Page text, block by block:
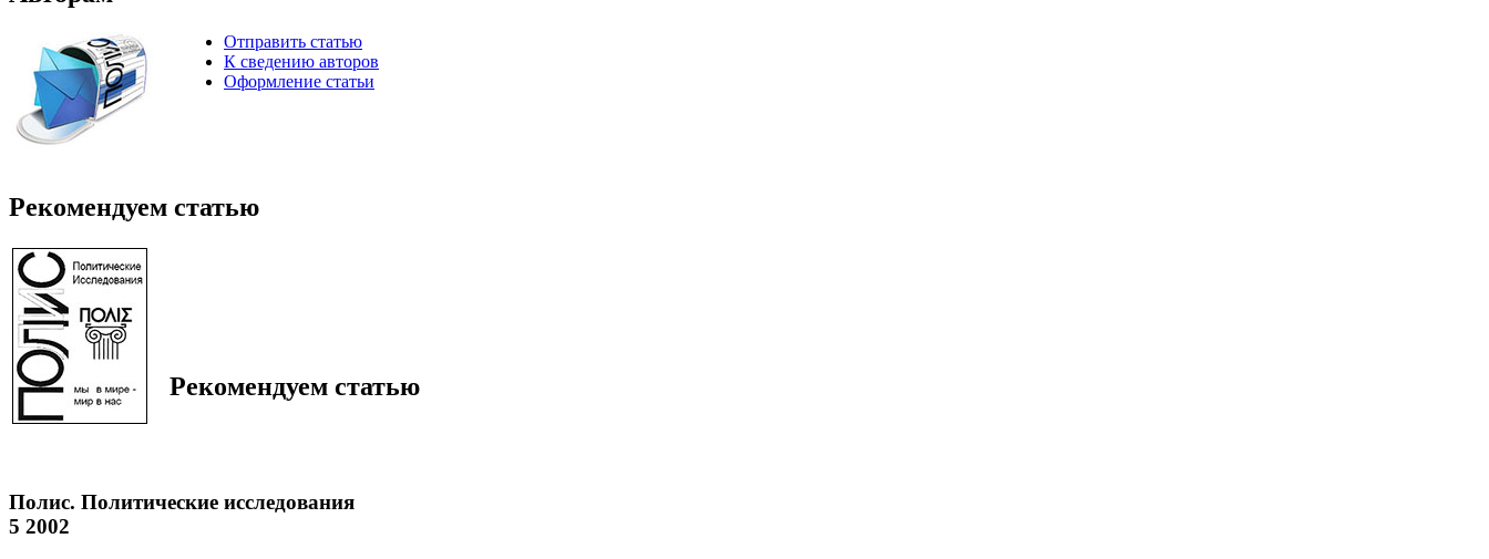
Отправить статью
К сведению авторов
Оформление статьи
Рекомендуем статью
Рекомендуем статью
Полис. Политические исследования
5 2002